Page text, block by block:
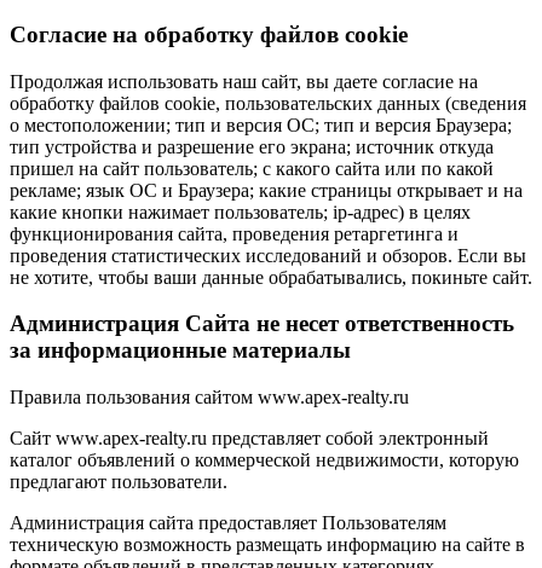
Cогласие на обработку файлов cookie
Продолжая использовать наш сайт, вы даете согласие на
обработку файлов cookie, пользовательских данных (сведения
о местоположении; тип и версия ОС; тип и версия Браузера;
тип устройства и разрешение его экрана; источник откуда
пришел на сайт пользователь; с какого сайта или по какой
рекламе; язык ОС и Браузера; какие страницы открывает и на
какие кнопки нажимает пользователь; ip-адрес) в целях
функционирования сайта, проведения ретаргетинга и
проведения статистических исследований и обзоров. Если вы
не хотите, чтобы ваши данные обрабатывались, покиньте сайт.
Администрация Сайта не несет ответственность
за информационные материалы
Правила пользования сайтом www.apex-realty.ru
Сайт www.apex-realty.ru представляет собой электронный
каталог объявлений о коммерческой недвижимости, которую
предлагают пользователи.
Администрация сайта предоставляет Пользователям
техническую возможность размещать информацию на сайте в